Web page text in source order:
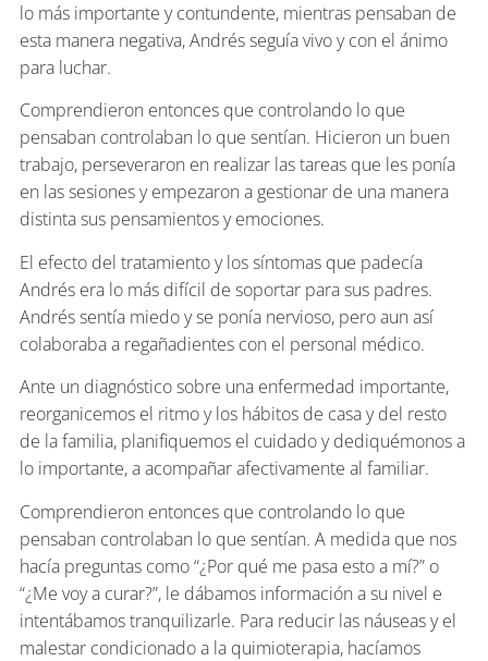
lo más importante y contundente, mientras pensaban de
esta manera negativa, Andrés seguía vivo y con el ánimo
para luchar.
Comprendieron entonces que controlando lo que
pensaban controlaban lo que sentían. Hicieron un buen
trabajo, perseveraron en realizar las tareas que les ponía
en las sesiones y empezaron a gestionar de una manera
distinta sus pensamientos y emociones.
El efecto del tratamiento y los síntomas que padecía
Andrés era lo más difícil de soportar para sus padres.
Andrés sentía miedo y se ponía nervioso, pero aun así
colaboraba a regañadientes con el personal médico.
Ante un diagnóstico sobre una enfermedad importante,
reorganicemos el ritmo y los hábitos de casa y del resto
de la familia, planifiquemos el cuidado y dediquémonos a
lo importante, a acompañar afectivamente al familiar.
Comprendieron entonces que controlando lo que
pensaban controlaban lo que sentían. A medida que nos
hacía preguntas como “¿Por qué me pasa esto a mí?” o
“¿Me voy a curar?”, le dábamos información a su nivel e
intentábamos tranquilizarle. Para reducir las náuseas y el
malestar condicionado a la quimioterapia, hacíamos